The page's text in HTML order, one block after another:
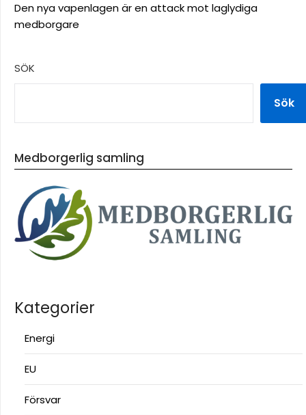
Den nya vapenlagen är en attack mot laglydiga
medborgare
SÖK
Sök
Medborgerlig samling
Kategorier
Energi
EU
Försvar